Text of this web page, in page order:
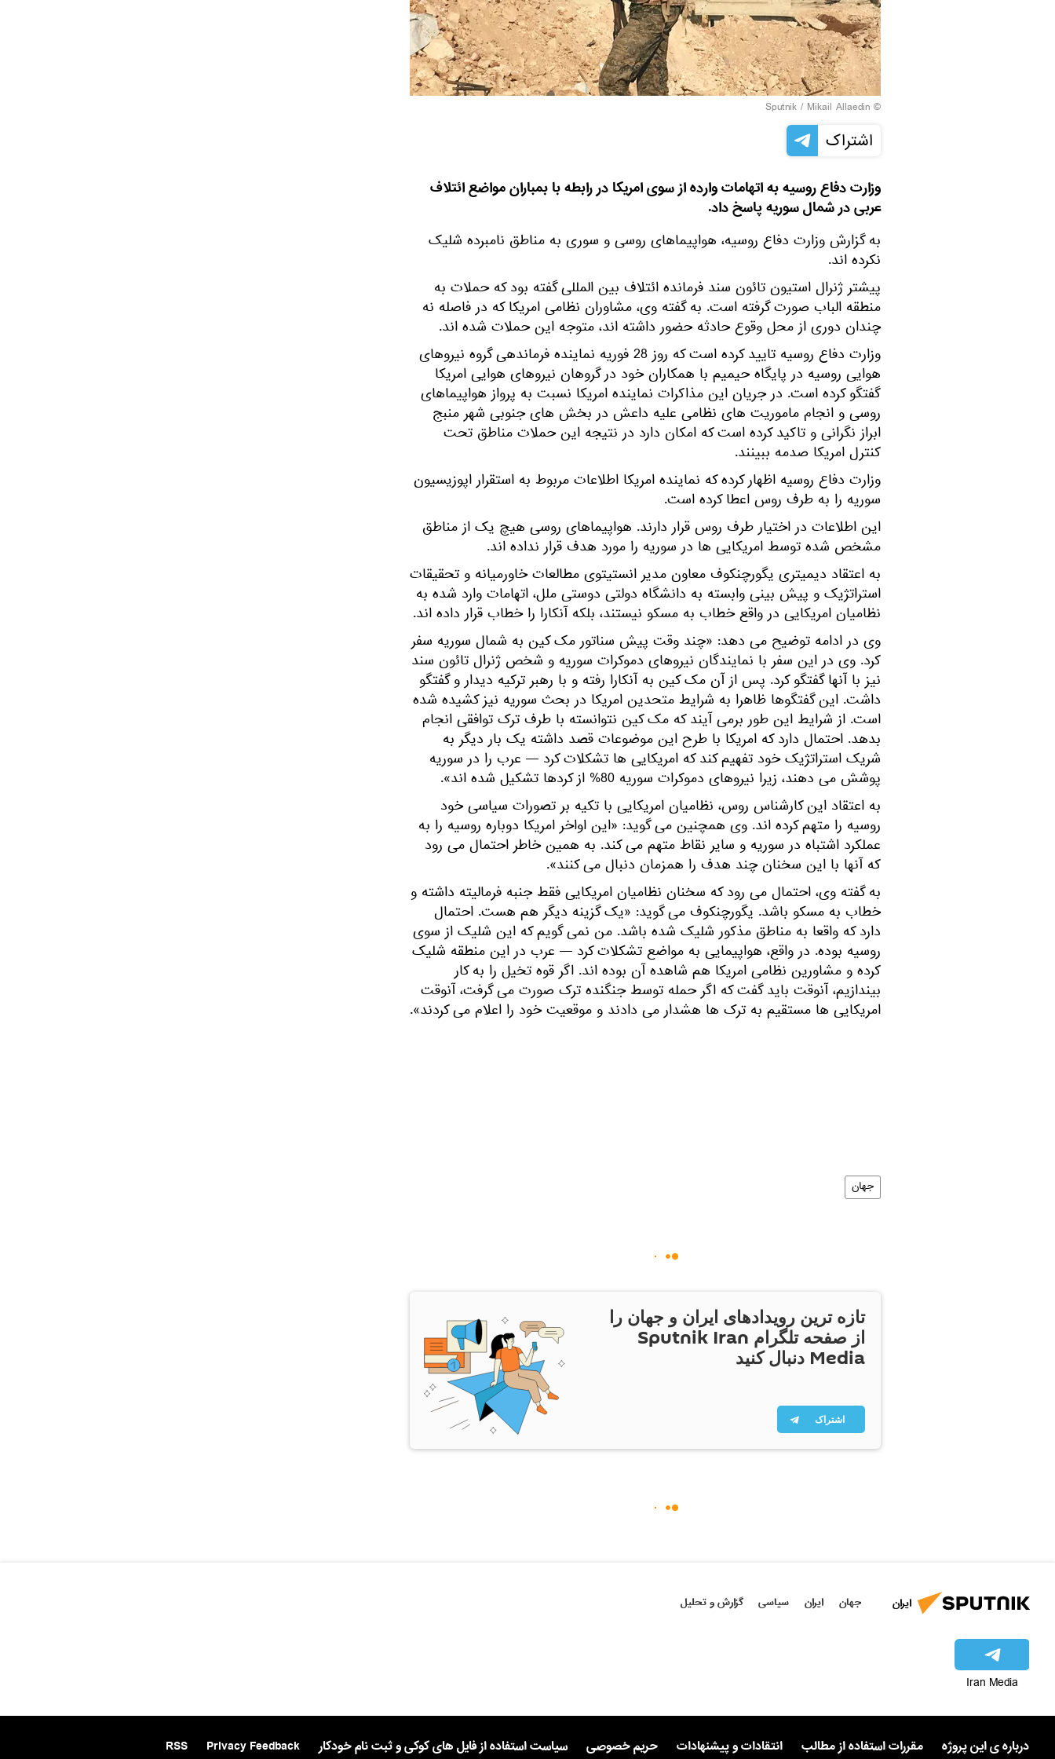
© Sputnik / Mikail Allaedin
اشتراک
وزارت دفاع روسیه به اتهامات وارده از سوی امریکا در رابطه با بمباران مواضع ائتلاف
عربی در شمال سوریه پاسخ داد.
به گزارش وزارت دفاع روسیه، هواپیماهای روسی و سوری به مناطق نامبرده شلیک
نکرده اند.
پیشتر ژنرال استیون تائون سند فرمانده ائتلاف بین المللی گفته بود که حملات به
منطقه الباب صورت گرفته است. به گفته وی، مشاوران نظامی امریکا که در فاصله نه
چندان دوری از محل وقوع حادثه حضور داشته اند، متوجه این حملات شده اند.
وزارت دفاع روسیه تایید کرده است که روز 28 فوریه نماینده فرماندهی گروه نیروهای
هوایی روسیه در پایگاه حیمیم با همکاران خود در گروهان نیروهای هوایی امریکا
گفتگو کرده است. در جریان این مذاکرات نماینده امریکا نسبت به پرواز هواپیماهای
روسی و انجام ماموریت های نظامی علیه داعش در بخش های جنوبی شهر منبج
ابراز نگرانی و تاکید کرده است که امکان دارد در نتیجه این حملات مناطق تحت
کنترل امریکا صدمه ببینند.
وزارت دفاع روسیه اظهار کرده که نماینده امریکا اطلاعات مربوط به استقرار اپوزیسیون
سوریه را به طرف روس اعطا کرده است.
این اطلاعات در اختیار طرف روس قرار دارند. هواپیماهای روسی هیچ یک از مناطق
مشخص شده توسط امریکایی ها در سوریه را مورد هدف قرار نداده اند.
به اعتقاد دیمیتری یگورچنکوف معاون مدیر انستیتوی مطالعات خاورمیانه و تحقیقات
استراتژیک و پیش بینی وابسته به دانشگاه دولتی دوستی ملل، اتهامات وارد شده به
نظامیان امریکایی در واقع خطاب به مسکو نیستند، بلکه آنکارا را خطاب قرار داده اند.
وی در ادامه توضیح می دهد: «چند وقت پیش سناتور مک کین به شمال سوریه سفر
کرد. وی در این سفر با نمایندگان نیروهای دموکرات سوریه و شخص ژنرال تائون سند
نیز با آنها گفتگو کرد. پس از آن مک کین به آنکارا رفته و با رهبر ترکیه دیدار و گفتگو
داشت. این گفتگوها ظاهرا به شرایط متحدین امریکا در بحث سوریه نیز کشیده شده
است. از شرایط این طور برمی آیند که مک کین نتوانسته با طرف ترک توافقی انجام
بدهد. احتمال دارد که امریکا با طرح این موضوعات قصد داشته یک بار دیگر به
شریک استراتژیک خود تفهیم کند که امریکایی ها تشکلات کرد — عرب را در سوریه
پوشش می دهند، زیرا نیروهای دموکرات سوریه 80% از کردها تشکیل شده اند».
به اعتقاد این کارشناس روس، نظامیان امریکایی با تکیه بر تصورات سیاسی خود
روسیه را متهم کرده اند. وی همچنین می گوید: «این اواخر امریکا دوباره روسیه را به
عملکرد اشتباه در سوریه و سایر نقاط متهم می کند. به همین خاطر احتمال می رود
که آنها با این سخنان چند هدف را همزمان دنبال می کنند».
به گفته وی، احتمال می رود که سخنان نظامیان امریکایی فقط جنبه فرمالیته داشته و
خطاب به مسکو باشد. یگورچنکوف می گوید: «یک گزینه دیگر هم هست. احتمال
دارد که واقعا به مناطق مذکور شلیک شده باشد. من نمی گویم که این شلیک از سوی
روسیه بوده. در واقع، هواپیمایی به مواضع تشکلات کرد — عرب در این منطقه شلیک
کرده و مشاورین نظامی امریکا هم شاهده آن بوده اند. اگر قوه تخیل را به کار
بیندازیم، آنوقت باید گفت که اگر حمله توسط جنگنده ترک صورت می گرفت، آنوقت
امریکایی ها مستقیم به ترک ها هشدار می دادند و موقعیت خود را اعلام می کردند».
جهان
تازه ترین رویدادهای ایران و جهان را
از صفحه تلگرام Sputnik Iran
Media دنبال کنید
اشتراک
ایران جهان ایران سیاسی گزارش و تحلیل
Iran Media
درباره ی این پروژه مقررات استفاده از مطالب انتقادات و پیشنهادات حریم خصوصی سیاست استفاده از فایل های کوکی و ثبت نام خودکار Privacy Feedback
RSS